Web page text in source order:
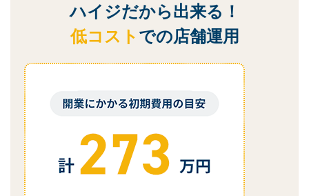
ハイジだから出来る！
低コスト での店舗運用